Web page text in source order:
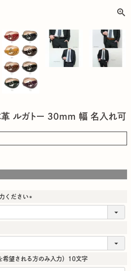
革 ルガトー 30mm 幅 名入れ可
ください
)
望される方のみ入力）10文字